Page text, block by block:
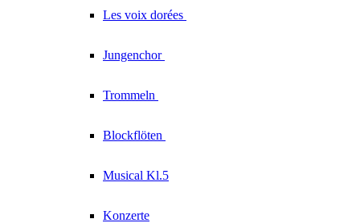
Les voix dorées
Jungenchor
Trommeln
Blockflöten
Musical Kl.5
Konzerte